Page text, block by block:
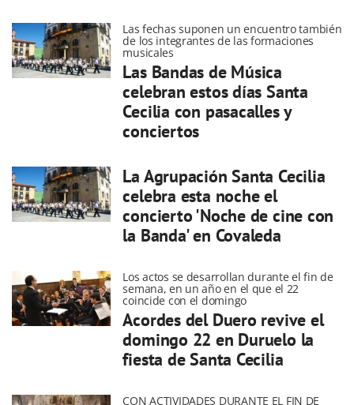
Las fechas suponen un encuentro también
de los integrantes de las formaciones
musicales
Las Bandas de Música
celebran estos días Santa
Cecilia con pasacalles y
conciertos
La Agrupación Santa Cecilia
celebra esta noche el
concierto 'Noche de cine con
la Banda' en Covaleda
Los actos se desarrollan durante el fin de
semana, en un año en el que el 22
coincide con el domingo
Acordes del Duero revive el
domingo 22 en Duruelo la
fiesta de Santa Cecilia
CON ACTIVIDADES DURANTE EL FIN DE